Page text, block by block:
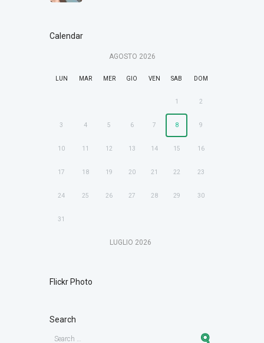
Calendar
AGOSTO 2026
LUN MAR MER GIO VEN SAB DOM
1 2
3 4 5 6 7 8 9
10 11 12 13 14 15 16
17 18 19 20 21 22 23
24 25 26 27 28 29 30
31
LUGLIO 2026
Flickr Photo
Search